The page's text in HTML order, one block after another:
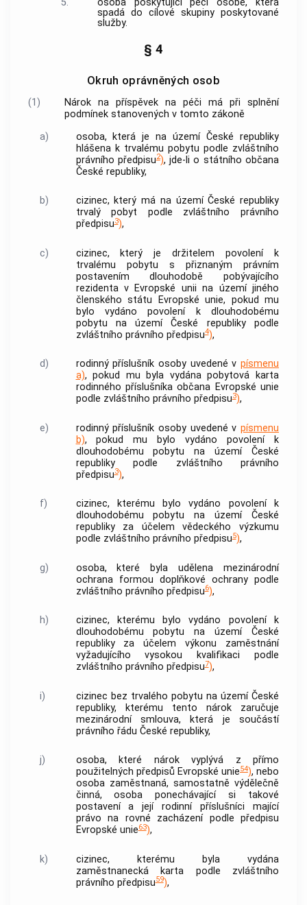
5. osoba poskytující péči
osobě, která
spadá do cílové skupiny poskytované
služby.
§ 4
Okruh oprávněných osob
(1) Nárok na příspěvek na péči má při splnění
podmínek stanovených v tomto zákoně
a)
osoba, která je na území České republiky
hlášena k trvalému pobytu podle zvláštního
právního předpisu2), jde-li o státního občana
České republiky,
b)
cizinec, který má na území České republiky
trvalý pobyt podle zvláštního právního
předpisu3),
c)
cizinec, který je držitelem povolení k
trvalému pobytu s přiznaným právním
postavením dlouhodobě pobývajícího
rezidenta v Evropské unii na území jiného
členského státu Evropské unie, pokud mu
bylo vydáno povolení k dlouhodobému
pobytu na území České republiky podle
zvláštního právního předpisu4),
d) rodinný příslušník osoby uvedené v písmenu
a), pokud mu byla vydána pobytová karta
rodinného příslušníka občana Evropské unie
podle zvláštního právního předpisu3),
e) rodinný příslušník osoby uvedené v písmenu
b), pokud mu bylo vydáno povolení k
dlouhodobému pobytu na území České
republiky podle zvláštního právního
předpisu3),
f)
cizinec, kterému bylo vydáno povolení k
dlouhodobému pobytu na území České
republiky za účelem vědeckého výzkumu
podle zvláštního právního předpisu5),
g)
osoba, které byla udělena mezinárodní
ochrana formou doplňkové ochrany podle
zvláštního právního předpisu6),
h)
cizinec, kterému bylo vydáno povolení k
dlouhodobému pobytu na území České
republiky za účelem výkonu zaměstnání
vyžadujícího vysokou kvalifikaci podle
zvláštního právního předpisu7),
i)
cizinec bez trvalého pobytu na území České
republiky, kterému tento nárok zaručuje
mezinárodní smlouva, která je součástí
právního řádu České republiky,
j)
osoba, které nárok vyplývá z přímo
použitelných předpisů Evropské unie54), nebo
osoba zaměstnaná, samostatně výdělečně
činná, osoba ponechávající si takové
postavení a její rodinní příslušníci mající
právo na rovné zacházení podle předpisu
Evropské unie63),
k)
cizinec, kterému byla vydána
zaměstnanecká karta podle zvláštního
právního předpisu59),